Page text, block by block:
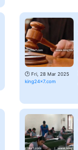
🕑 Fri, 28 Mar 2025
king24x7.com